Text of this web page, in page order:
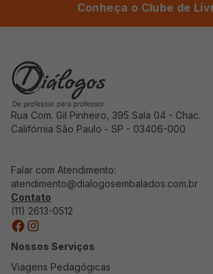
Conheça o Clube de
Rua Com. Gil Pinheiro, 395 Sala 04 - Chac.
Califórnia São Paulo - SP - 03406-000
Falar com Atendimento:
atendimento@dialogosembalados.com.br
Contato
(11) 2613-0512
Nossos Serviços
Viagens Pedagógicas